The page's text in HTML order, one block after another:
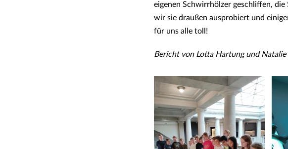
eigenen Schwirrhölzer geschliffen,
wir sie draußen ausprobiert und
für uns alle toll!
Bericht von Lotta Hartung und Natalie